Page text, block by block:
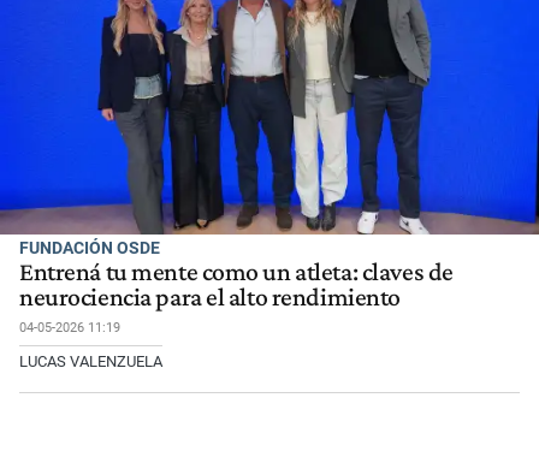
FUNDACIÓN OSDE
Entrená tu mente como un atleta: claves de
neurociencia para el alto rendimiento
04-05-2026 11:19
LUCAS VALENZUELA